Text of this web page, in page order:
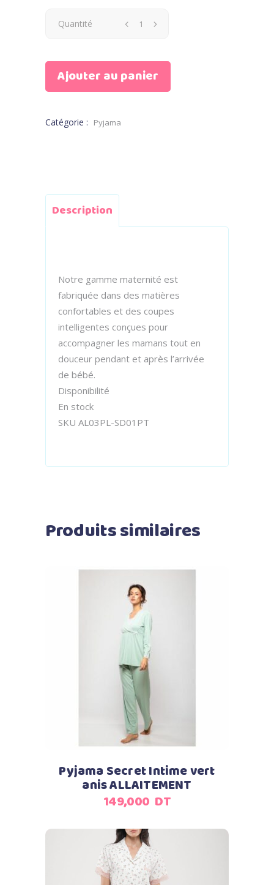
Quantité
Ajouter au panier
Catégorie : Pyjama
Description
Notre gamme maternité est
fabriquée dans des matières
confortables et des coupes
intelligentes conçues pour
accompagner les mamans tout en
douceur pendant et après l’arrivée
de bébé.
Disponibilité
En stock
SKU AL03PL-SD01PT
Produits similaires
Ajouter au panier
Pyjama Secret Intime vert
anis ALLAITEMENT
149,000 DT